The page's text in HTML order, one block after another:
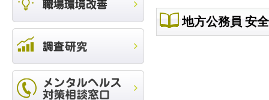
地方公務員 安